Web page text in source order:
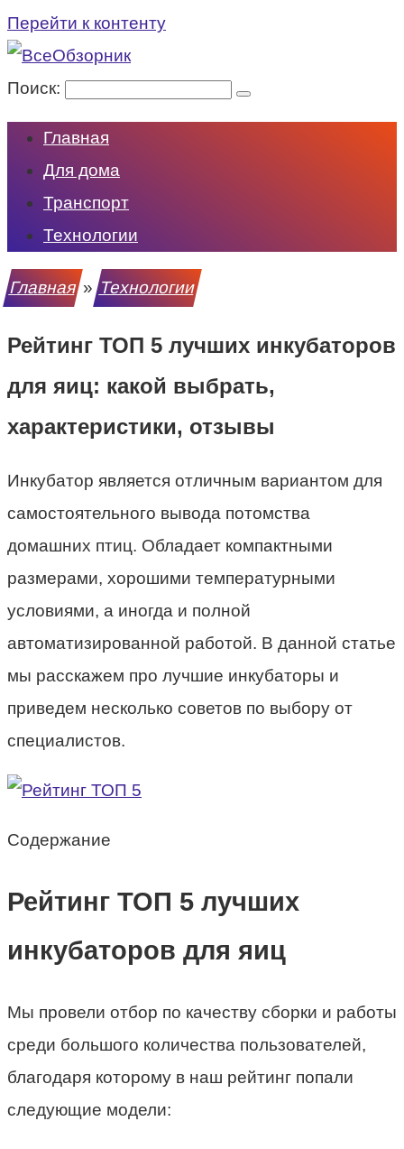
Перейти к контенту
Поиск:
Главная
Для дома
Транспорт
Технологии
Главная»Технологии
Рейтинг ТОП 5 лучших инкубаторов
для яиц: какой выбрать,
характеристики, отзывы
Инкубатор является отличным вариантом для
самостоятельного вывода потомства
домашних птиц. Обладает компактными
размерами, хорошими температурными
условиями, а иногда и полной
автоматизированной работой. В данной статье
мы расскажем про лучшие инкубаторы и
приведем несколько советов по выбору от
специалистов.
Содержание
Рейтинг ТОП 5 лучших
инкубаторов для яиц
Мы провели отбор по качеству сборки и работы
среди большого количества пользователей,
благодаря которому в наш рейтинг попали
следующие модели: